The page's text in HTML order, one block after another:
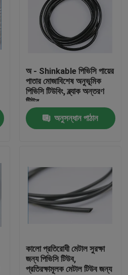
অ - Shinkable পিভিসি পায়ের
পাতার মোজাবিশেষ অনুভূমিক
পিভিসি টিউবিং, ব্ল্যাক অন্তরণ
টিউব
অনুসন্ধান পাঠান
কালো প্রতিরোধী মেটাল সুরক্ষা
জন্য পিভিসি টিউব,
প্রতিরক্ষামূলক মেটাল টিউব জন্য